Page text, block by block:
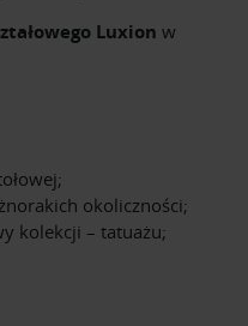
Luxion w
okoliczności;
kolekcji – tatuażu;